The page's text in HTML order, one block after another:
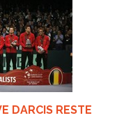
DARCIS RESTE